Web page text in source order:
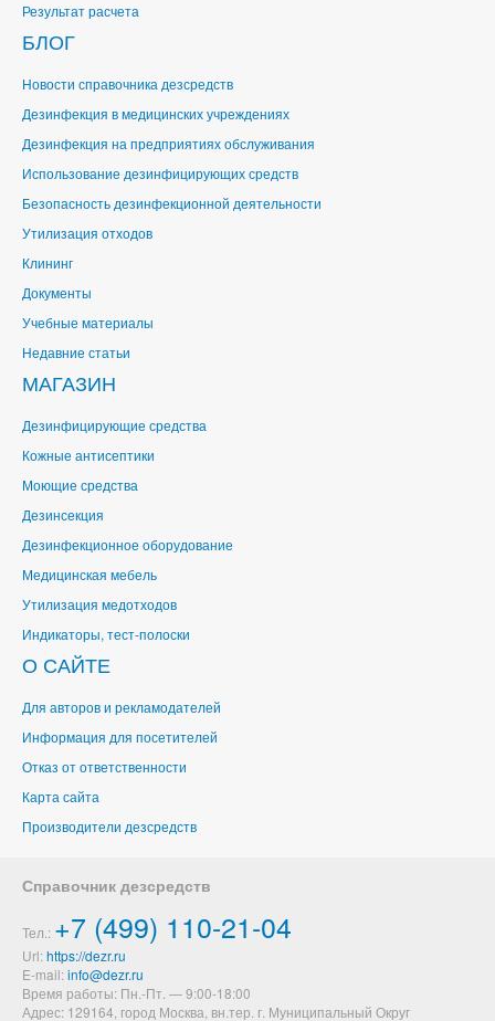
Результат расчета
БЛОГ
Новости справочника дезсредств
Дезинфекция в медицинских учреждениях
Дезинфекция на предприятиях обслуживания
Использование дезинфицирующих средств
Безопасность дезинфекционной деятельности
Утилизация отходов
Клининг
Документы
Учебные материалы
Недавние статьи
МАГАЗИН
Дезинфицирующие средства
Кожные антисептики
Моющие средства
Дезинсекция
Дезинфекционное оборудование
Медицинская мебель
Утилизация медотходов
Индикаторы, тест-полоски
О САЙТЕ
Для авторов и рекламодателей
Информация для посетителей
Отказ от ответственности
Карта сайта
Производители дезсредств
Справочник дезсредств
Тел.: +7 (499) 110-21-04
Url: https://dezr.ru
E-mail:
Время работы: Пн.-Пт. — 9:00-18:00
Адрес: 129164, город Москва, вн.тер. г. Муниципальный Округ